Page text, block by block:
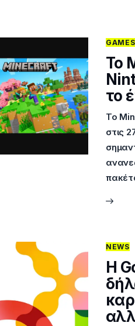
GAMES
Το
το
Το
στις
NEWS
Η